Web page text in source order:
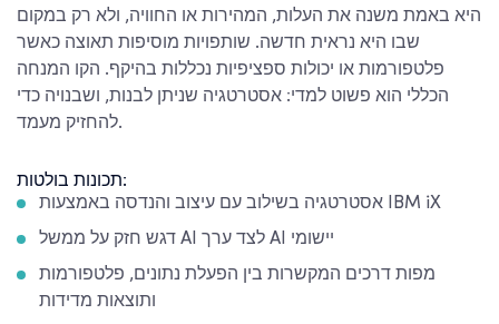
היא באמת משנה את העלות, המהירות או החוויה, ולא רק במקום
שבו היא נראית חדשה. שותפויות מוסיפות תאוצה כאשר
פלטפורמות או יכולות ספציפיות נכללות בהיקף. הקו המנחה
הכללי הוא פשוט למדי: אסטרטגיה שניתן לבנות, ושבנויה כדי
להחזיק מעמד.
תכונות בולטות:
אסטרטגיה בשילוב עם עיצוב והנדסה באמצעות IBM iX
דגש חזק על ממשל AI לצד ערך AI יישומי
מפות דרכים המקשרות בין הפעלת נתונים, פלטפורמות
ותוצאות מדידות